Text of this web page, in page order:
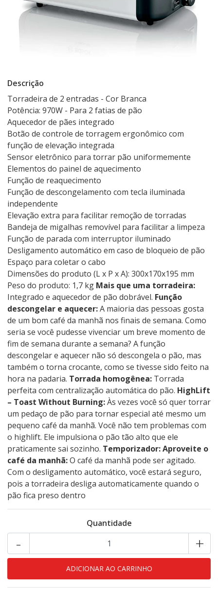
Descrição
Torradeira de 2 entradas - Cor Branca
Potência: 970W - Para 2 fatias de pão
Aquecedor de pães integrado
Botão de controle de torragem ergonômico com
função de elevação integrada
Sensor eletrônico para torrar pão uniformemente
Elementos do painel de aquecimento
Função de reaquecimento
Função de descongelamento com tecla iluminada
independente
Elevação extra para facilitar remoção de torradas
Bandeja de migalhas removível para facilitar a limpeza
Função de parada com interruptor iluminado
Desligamento automático em caso de bloqueio de pão
Espaço para coletar o cabo
Dimensões do produto (L x P x A): 300x170x195 mm
Peso do produto: 1,7 kg Mais que uma torradeira:
Integrado e aquecedor de pão dobrável. Função
descongelar e aquecer:A maioria das pessoas gosta
de um bom café da manhã nos finais de semana. Como
seria se você pudesse vivenciar um breve momento de
fim de semana durante a semana? A função
descongelar e aquecer não só descongela o pão, mas
também o torna crocante, como se tivesse sido feito na
hora na padaria. Torrada homogênea: Torrada
perfeita com centralização automática do pão. HighLift
– Toast Without Burning:Às vezes você só quer torrar
um pedaço de pão para tornar especial até mesmo um
pequeno café da manhã. Você não tem problemas com
o highlift. Ele impulsiona o pão tão alto que ele
praticamente sai sozinho. Temporizador: Aproveite o
café da manhã:O café da manhã pode ser agitado.
Com o desligamento automático, você estará seguro,
pois a torradeira desliga automaticamente quando o
pão fica preso dentro
Quantidade
+
-